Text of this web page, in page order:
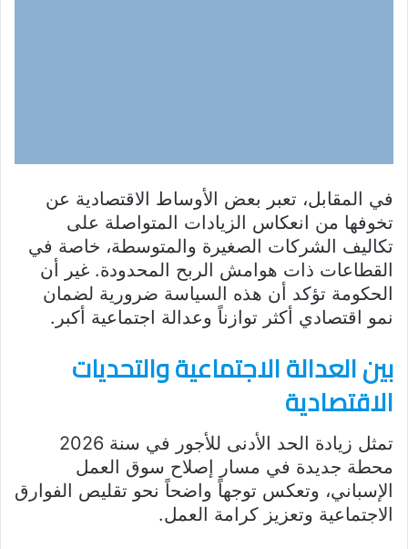
في المقابل، تعبر بعض الأوساط الاقتصادية عن
تخوفها من انعكاس الزيادات المتواصلة على
تكاليف الشركات الصغيرة والمتوسطة، خاصة في
القطاعات ذات هوامش الربح المحدودة. غير أن
الحكومة تؤكد أن هذه السياسة ضرورية لضمان
نمو اقتصادي أكثر توازناً وعدالة اجتماعية أكبر.
بين العدالة الاجتماعية والتحديات
الاقتصادية
تمثل زيادة الحد الأدنى للأجور في سنة 2026
محطة جديدة في مسار إصلاح سوق العمل
الإسباني، وتعكس توجهاً واضحاً نحو تقليص الفوارق
الاجتماعية وتعزيز كرامة العمل.